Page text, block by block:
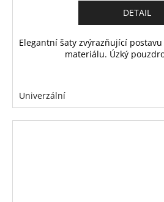
DETAIL
Elegantní šaty zvýrazňující
materiálu. Úzký
Univerzální